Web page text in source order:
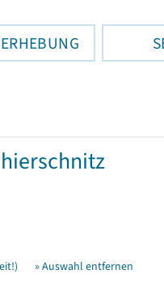
» Auswahl entfernen